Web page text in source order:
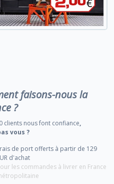
faisons-nous la
?
clients nous font confiance,
vous ?
de port offerts à partir de 129
d'achat
les commandes à livrer en France